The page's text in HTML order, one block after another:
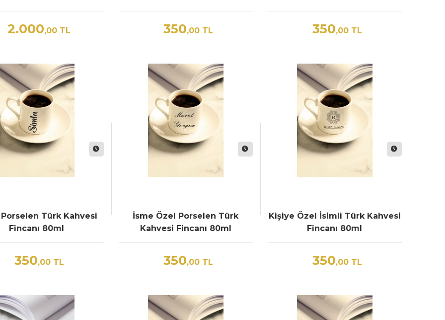
Takım
2.000,00 TL 350,00TL 350,00TL
Türk Kahvesi
Fincanı 80ml
350,00TL
İsme Özel Porselen Türk
Kahvesi Fincanı 80ml
350,00TL
Kişiye Özel İsimli Türk Kahvesi
Fincanı 80ml
350,00TL